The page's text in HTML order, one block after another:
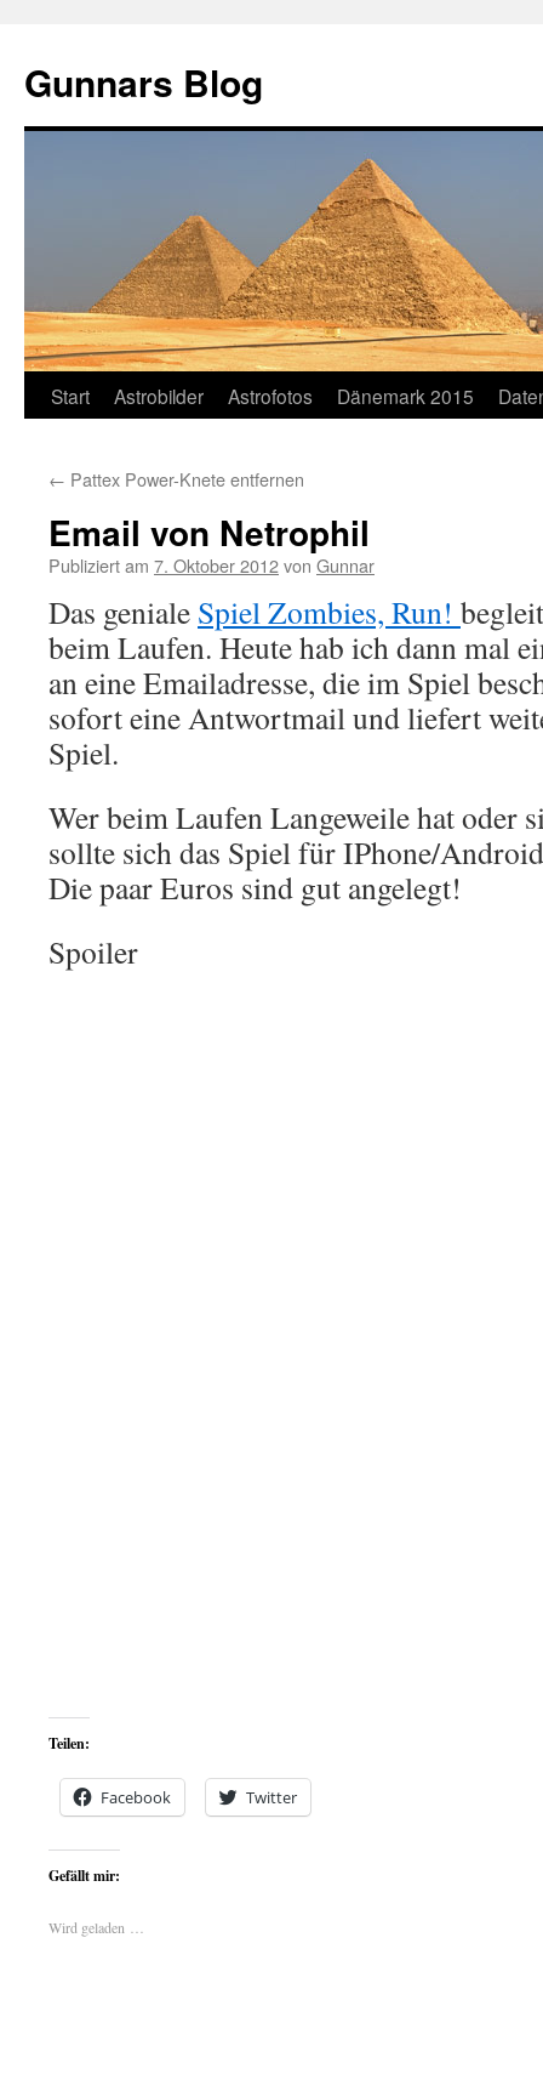
Gunnars Blog
Zum
springen
Start Astrobilder Astrofotos Dänemark 2015
← Pattex Power-Knete entfernen
Email von Netrophil
Publiziert am 7. Oktober 2012von Gunnar
Das geniale Spiel Zombies, Run!
beim Laufen. Heute hab ich dann mal
an eine Emailadresse, die im Spiel
sofort eine Antwortmail und liefert
Spiel.
Wer beim Laufen Langeweile hat oder
sollte sich das Spiel für IPhone/
Die paar Euros sind gut angelegt!
Spoiler
Teilen:
Facebook Twitter
Gefällt mir:
Wird geladen …